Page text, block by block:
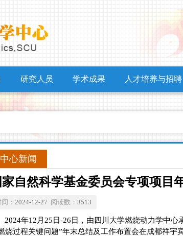
研究人员 学术成果 人才培养与招聘
中心新闻
家自然科学基金委员会专项项目
： 2024-12-27 阅读数： 3513
2024年12月25日-26日，由四川大学燃烧动力学中
烧过程关键问题”年末总结及工作布置会在成都祥